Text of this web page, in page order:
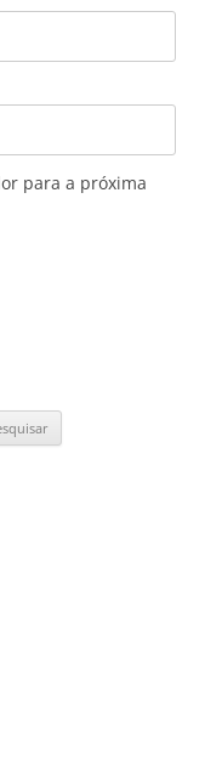
para a próxima